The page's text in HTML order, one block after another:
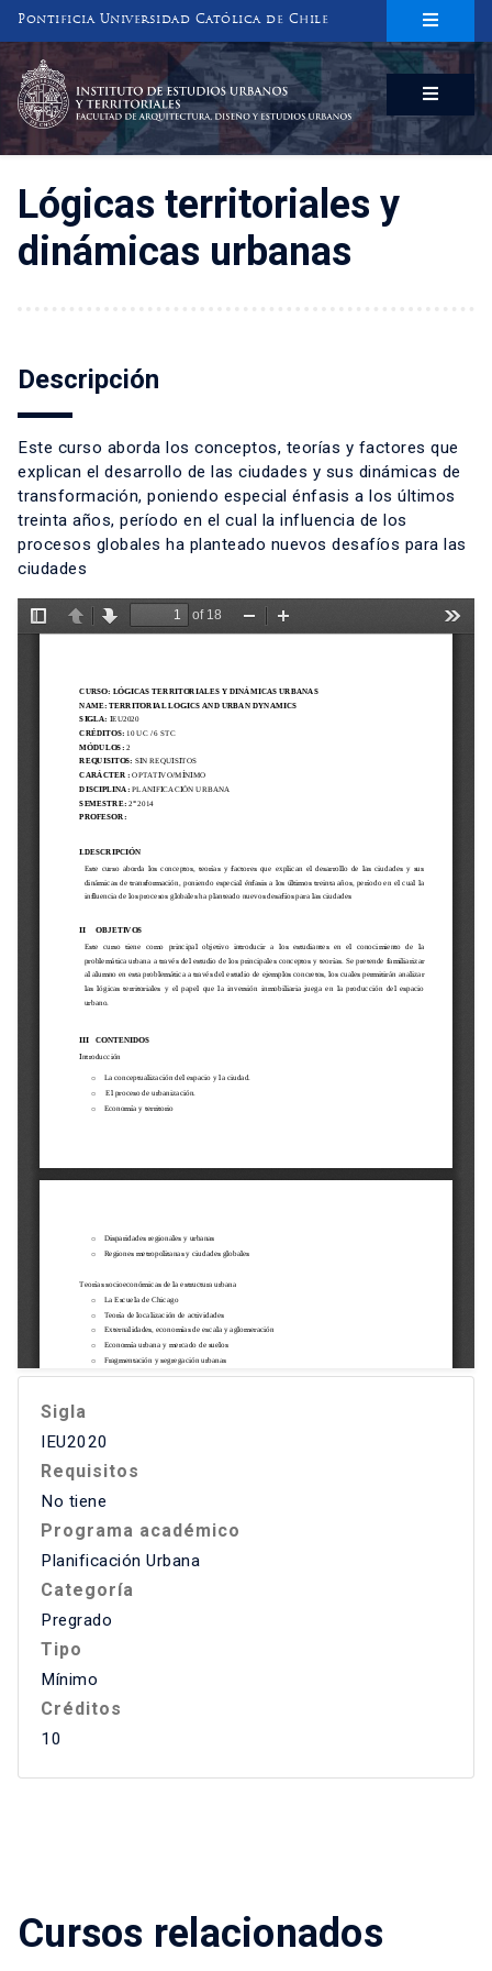
Pontificia Universidad Católica de Chile
INSTITUTO DE ESTUDIOS URBANOS
Y TERRITORIALES
FACULTAD DE ARQUITECTURA, DISEÑO Y ESTUDIOS URBANOS
Lógicas territoriales y
dinámicas urbanas
Descripción
Este curso aborda los conceptos, teorías y factores que
explican el desarrollo de las ciudades y sus dinámicas de
transformación, poniendo especial énfasis a los últimos
treinta años, período en el cual la influencia de los
procesos globales ha planteado nuevos desafíos para las
ciudades
Sigla
IEU2020
Requisitos
No tiene
Programa académico
Planificación Urbana
Categoría
Pregrado
Tipo
Mínimo
Créditos
10
Cursos relacionados